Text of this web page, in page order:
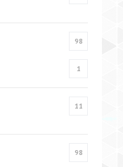
98
1
11
98